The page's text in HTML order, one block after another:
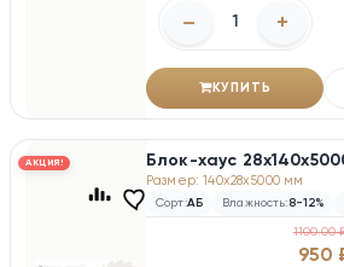
– +
КУПИТЬ
АКЦИЯ! Блок-хаус
Размер: 140x28x5000 мм
Сорт:АБ Влажность: 8-12%
1100.00
950